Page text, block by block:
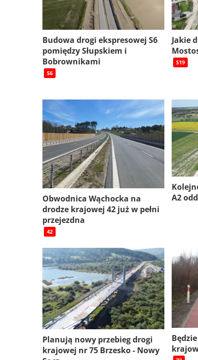
Budowa drogi ekspresowej S6
pomiędzy Słupskiem i
Bobrownikami
S6
Jakie
S19
Obwodnica Wąchocka na
drodze krajowej 42 już w pełni
przejezdna
42
A2
Planują nowy przebieg drogi
krajowej nr 75 Brzesko - Nowy